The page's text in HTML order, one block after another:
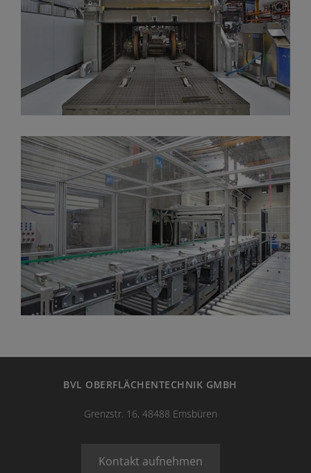
BVL OBERFLÄCHENTECHNIK GMBH
Grenzstr. 16, 48488 Emsbüren
Kontakt aufnehmen